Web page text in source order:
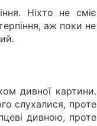
Ніхто не сміє
аж поки не
дивної картини.
слухалися, проте
дивною, проте